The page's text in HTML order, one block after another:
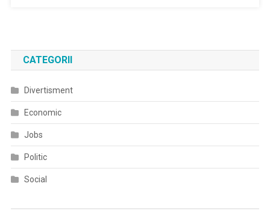
CATEGORII
Divertisment
Economic
Jobs
Politic
Social